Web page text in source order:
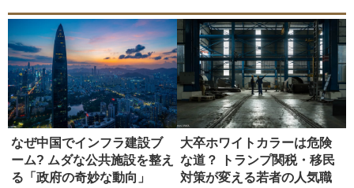
なぜ中国でインフラ建設ブ
ーム? ムダな公共施設を整え
る「政府の奇妙な動向」
大卒ホワイトカラーは危険
な道？ トランプ関税・移民
対策が変える若者の人気職